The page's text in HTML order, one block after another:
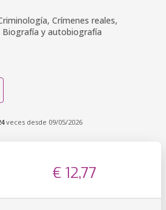
Crímenes reales,
y autobiografía
veces desde 09/05/2026
€ 12,77